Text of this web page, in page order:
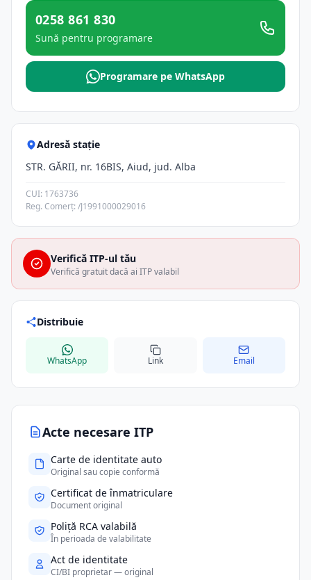
Acte necesare ITP
Carte de identitate auto
Original sau copie conformă
Certificat de înmatriculare
Document original
Poliță RCA valabilă
În perioada de valabilitate
Act de identitate
CI/BI proprietar — original
0258 861 830
Sună pentru programare
Programare pe WhatsApp
Adresă stație
STR. GĂRII, nr. 16BIS, Aiud, jud. Alba
CUI: 1763736
Reg. Comerț: /J1991000029016
Verifică ITP-ul tău
Verifică gratuit dacă ai ITP valabil
Distribuie
WhatsApp Link Email